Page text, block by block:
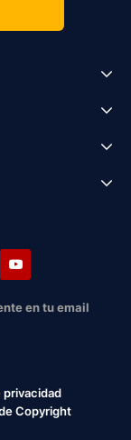
en tu email
privacidad
Copyright